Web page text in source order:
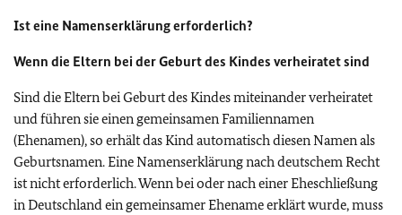
Ist eine Namenserklärung erforderlich?
Wenn die Eltern bei der Geburt des Kindes verheiratet sind
Sind die Eltern bei Geburt des Kindes miteinander verheiratet
und führen sie einen gemeinsamen Familiennamen
(Ehenamen), so erhält das Kind automatisch diesen Namen als
Geburtsnamen. Eine Namenserklärung nach deutschem Recht
ist nicht erforderlich. Wenn bei oder nach einer Eheschließung
in Deutschland ein gemeinsamer Ehename erklärt wurde, muss